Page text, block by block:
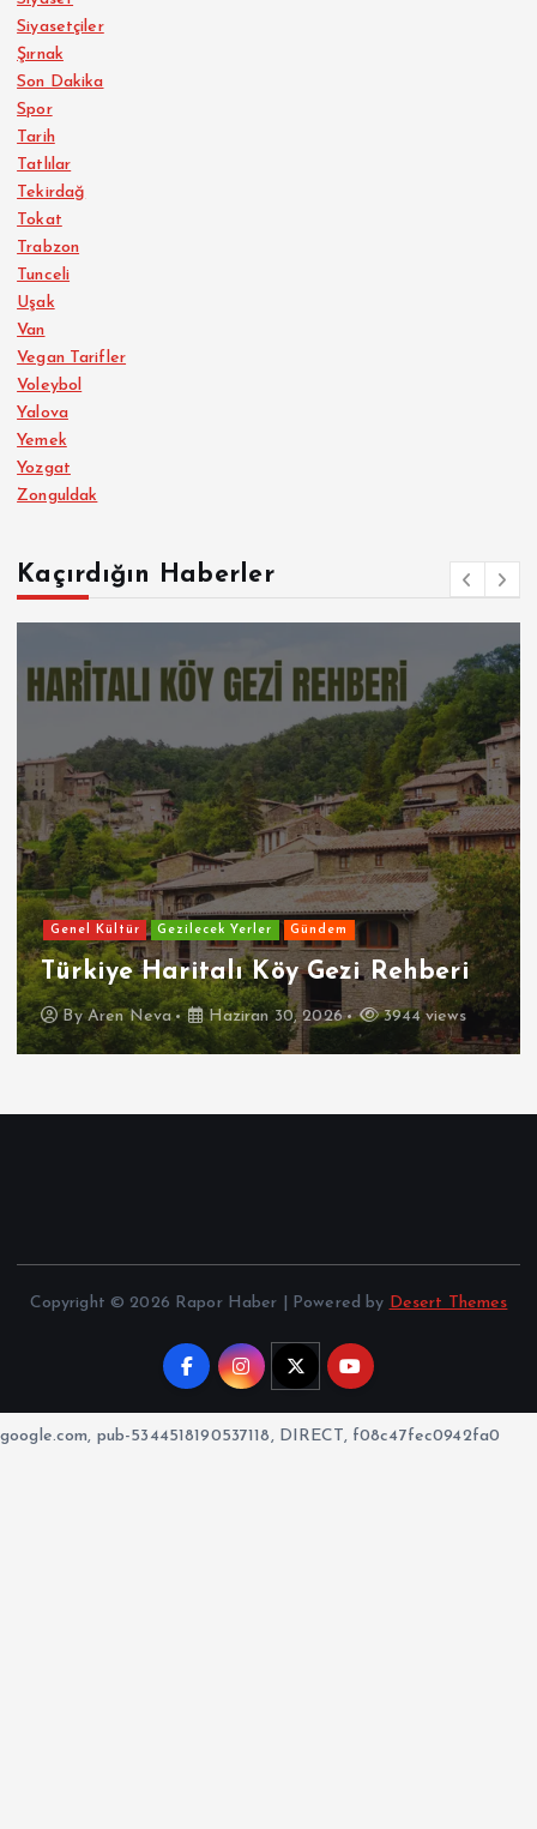
Siyasetçiler
Şırnak
Son Dakika
Spor
Tarih
Tatlılar
Tekirdağ
Tokat
Trabzon
Tunceli
Uşak
Van
Vegan Tarifler
Voleybol
Yalova
Yemek
Yozgat
Zonguldak
Kaçırdığın Haberler
Genel Kültür Gezilecek Yerler Gündem
Türkiye Haritalı Köy Gezi Rehberi
ByAren Neva Haziran 30, 2026 3944 views
Copyright © 2026 Rapor Haber | Powered by Desert Themes
google.com, pub-5344518190537118, DIRECT, f08c47fec0942fa0